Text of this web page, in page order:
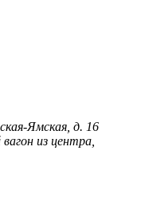
Ямская, д. 16
из центра,